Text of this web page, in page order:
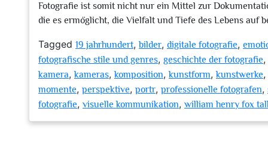
Fotografie ist somit nicht nur ein Mittel zur
die es ermöglicht, die Vielfalt und Tiefe des Lebens auf
Tagged 19 jahrhundert,bilder, digitale fotografie,
fotografische stile und genres, geschichte der fotografie,
kamera,kameras,komposition,kunstform,kunstwerke,
momente, perspektive, portr, professionelle fotografen,
fotografie, visuelle kommunikation, william henry fox